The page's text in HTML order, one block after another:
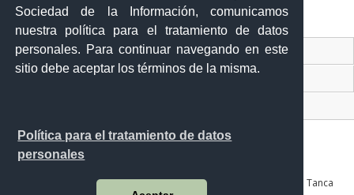
Sociedad de la Información, comunicamos
nuestra política para el tratamiento de datos
personales. Para continuar navegando en este
sitio debe aceptar los términos de la misma.
Política para el tratamiento de datos
personales
Contacto Ciudadano Digital
Av. Julián Coronel 905 entre Esmeraldas y José Mascote Av. Juan Tanca